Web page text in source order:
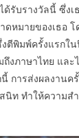
รับรางวัลนี้ ซึ่งเ
ดหมายของเธอ โ
ตีพิมพ์ครั้งแรกใ
ถึงภาษาไทย แล
การส่งผลงานค
ท ทำให้ความสำ